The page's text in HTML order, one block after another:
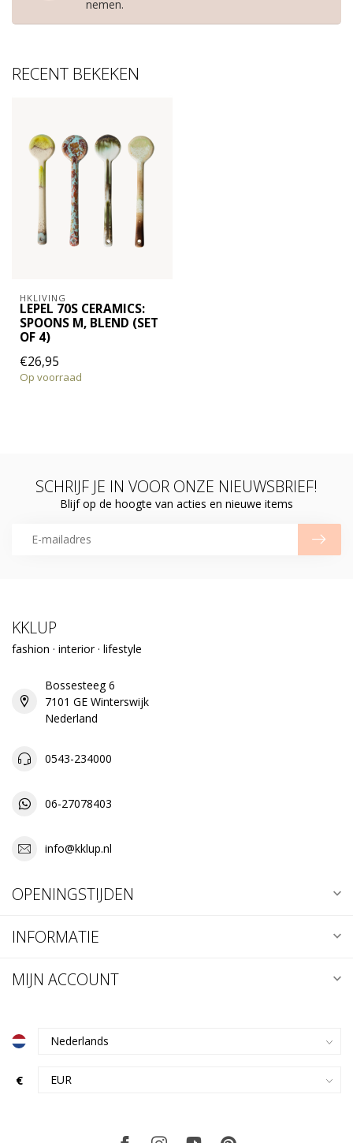
nemen.
RECENT BEKEKEN
HKLIVING
LEPEL 70S CERAMICS:
SPOONS M, BLEND (SET
OF 4)
€26,95
Op voorraad
SCHRIJF JE IN VOOR ONZE NIEUWSBRIEF!
Blijf op de hoogte van acties en nieuwe items
KKLUP
fashion · interior · lifestyle
Bossesteeg 6
7101 GE Winterswijk
Nederland
0543-234000
06-27078403
info@kklup.nl
OPENINGSTIJDEN
INFORMATIE
MIJN ACCOUNT
€